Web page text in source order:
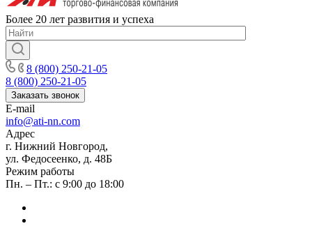
Более 20 лет развития и успеха
8 (800) 250-21-05
8 (800) 250-21-05
Заказать звонок
E-mail
info@ati-nn.com
Адрес
г. Нижний Новгород,
ул. Федосеенко, д. 48Б
Режим работы
Пн. – Пт.: с 9:00 до 18:00